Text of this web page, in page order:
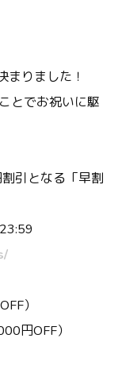
りました！
とでお祝いに駆
引となる「早割
）
円OFF）